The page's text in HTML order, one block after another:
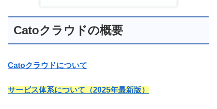
Catoクラウドの概要
Catoクラウドについて
サービス体系について（2025年最新版）